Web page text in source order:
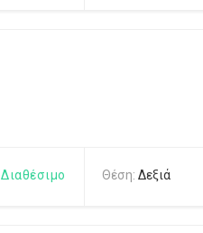
Διαθέσιμο Θέση: Δεξιά